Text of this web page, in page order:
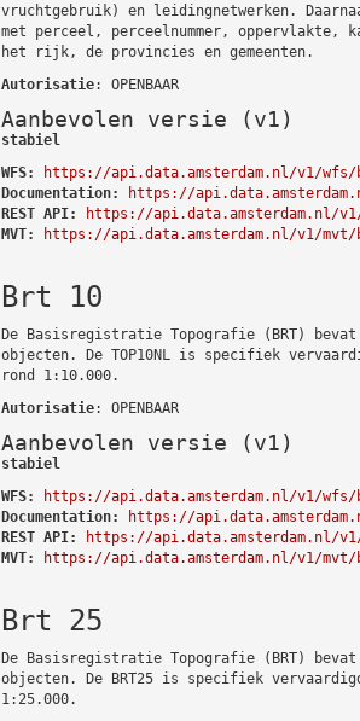
vruchtgebruik) en leidingnetwerken.
met perceel, perceelnummer, oppervlakte,
het rijk, de provincies en gemeenten.
Autorisatie: OPENBAAR
Aanbevolen versie (v1)
stabiel
WFS:
https://api.data.amsterdam.nl/v1/wfs/
Documentation:
https://
REST API:
https://api.data.amsterdam.nl/
MVT:
https://api.data.amsterdam.nl/v1/mvt/
Brt 10
De Basisregistratie Topografie (BRT)
objecten. De TOP10NL is specifiek
rond 1:10.000.
Autorisatie: OPENBAAR
Aanbevolen versie (v1)
stabiel
WFS:
https://api.data.amsterdam.nl/v1/wfs/
Documentation:
https://
REST API:
https://api.data.amsterdam.nl/
MVT:
https://api.data.amsterdam.nl/v1/mvt/
Brt 25
De Basisregistratie Topografie (BRT)
objecten. De BRT25 is specifiek
1:25.000.